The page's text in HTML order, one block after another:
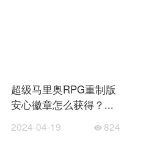
超级马里奥RPG重制版
安心徽章怎么获得？...
2024-04-19 824